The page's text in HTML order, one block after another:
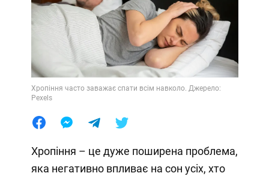
Хропіння часто заважає спати всім навколо. Джерело:
Pexels
Хропіння – це дуже поширена проблема,
яка негативно впливає на сон усіх, хто